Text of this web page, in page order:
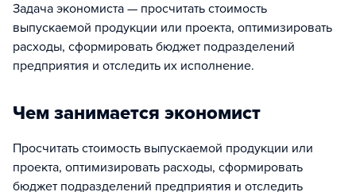
Задача экономиста — просчитать стоимость
выпускаемой продукции или проекта, оптимизировать
расходы, сформировать бюджет подразделений
предприятия и отследить их исполнение.
Чем занимается экономист
Просчитать стоимость выпускаемой продукции или
проекта, оптимизировать расходы, сформировать
бюджет подразделений предприятия и отследить